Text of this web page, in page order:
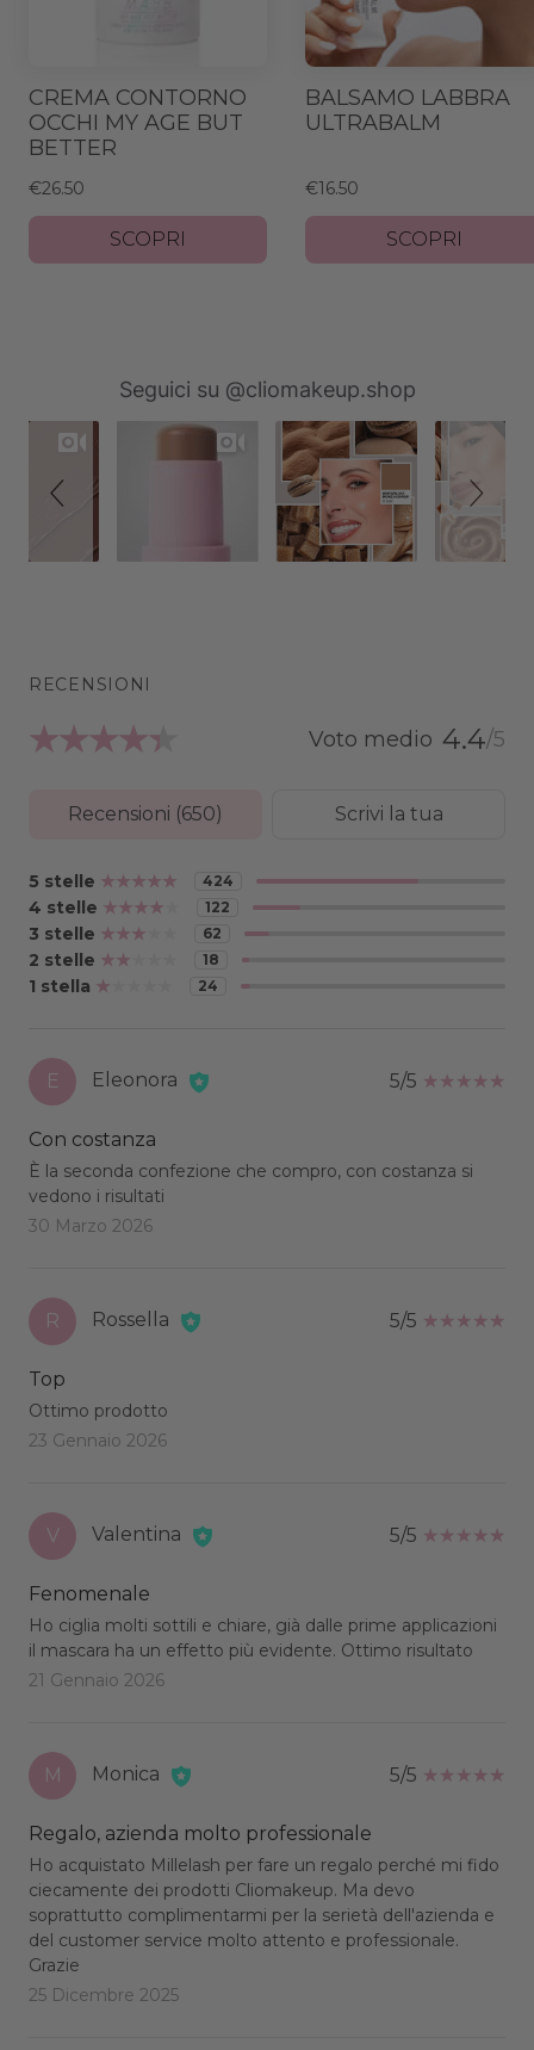
CREMA CONTORNO
OCCHI MY AGE BUT
BETTER
€26.50
SCOPRI
BALSAMO LABBRA
ULTRABALM
€16.50
SCOPRI
Seguici su @cliomakeup.shop
Recensioni (650)
5 stelle 424
4 stelle 122
3 stelle 62
2 stelle 18
1 stella 24
E Eleonora 5/5
Con costanza
È la seconda confezione che compro, con costanza si
vedono i risultati
30 Marzo 2026
R Rossella 5/5
Top
Ottimo prodotto
23 Gennaio 2026
V Valentina 5/5
Fenomenale
Ho ciglia molti sottili e chiare, già dalle prime applicazioni
il mascara ha un effetto più evidente. Ottimo risultato
21 Gennaio 2026
M Monica 5/5
Regalo, azienda molto professionale
Ho acquistato Millelash per fare un regalo perché mi fido
ciecamente dei prodotti Cliomakeup. Ma devo
soprattutto complimentarmi per la serietà dell'azienda e
del customer service molto attento e professionale.
Grazie
25 Dicembre 2025
Scrivi la tua
RECENSIONI
4.4